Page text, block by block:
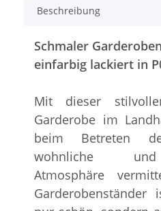
Beschreibung
Schmaler
einfarbig lackiert in
Mit dieser
Garderobe im
beim Betreten
wohnliche
Atmosphäre